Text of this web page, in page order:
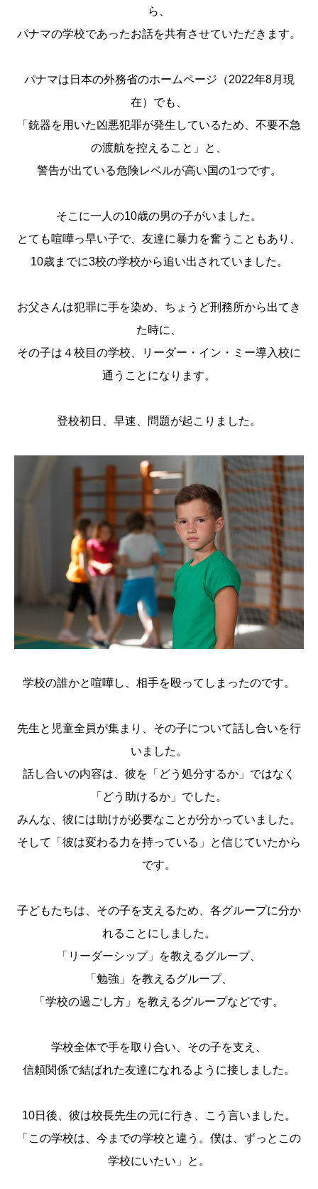
ら、
パナマの学校であったお話を共有させていただきます。
パナマは日本の外務省のホームページ（2022年8月現
在）でも、
「銃器を用いた凶悪犯罪が発生しているため、不要不急
の渡航を控えること」と、
警告が出ている危険レベルが高い国の1つです。
そこに一人の10歳の男の子がいました。
とても喧嘩っ早い子で、友達に暴力を奮うこともあり、
10歳までに3校の学校から追い出されていました。
お父さんは犯罪に手を染め、ちょうど刑務所から出てき
た時に、
その子は４校目の学校、リーダー・イン・ミー導入校に
通うことになります。
登校初日、早速、問題が起こりました。
学校の誰かと喧嘩し、相手を殴ってしまったのです。
先生と児童全員が集まり、その子について話し合いを行
いました。
話し合いの内容は、彼を「どう処分するか」ではなく
「どう助けるか」でした。
みんな、彼には助けが必要なことが分かっていました。
そして「彼は変わる力を持っている」と信じていたから
です。
子どもたちは、その子を支えるため、各グループに分か
れることにしました。
「リーダーシップ」を教えるグループ、
「勉強」を教えるグループ、
「学校の過ごし方」を教えるグループなどです。
学校全体で手を取り合い、その子を支え、
信頼関係で結ばれた友達になれるように接しました。
10日後、彼は校長先生の元に行き、こう言いました。
「この学校は、今までの学校と違う。僕は、ずっとこの
学校にいたい」と。